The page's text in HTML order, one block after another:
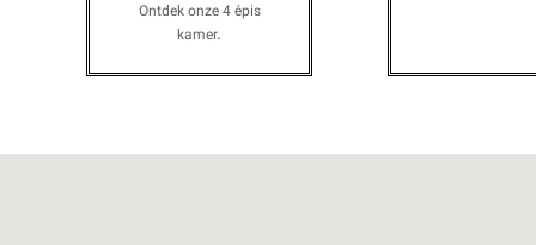
Ontdek onze 4 épis
kamer.